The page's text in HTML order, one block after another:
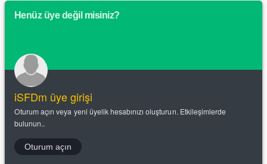
Henüz üye değil misiniz?
iSFDm üye girişi
Oturum açın veya yeni üyelik hesabınızı oluşturun. Etkileşimlerde
bulunun..
Oturum açın